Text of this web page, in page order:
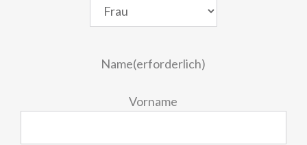
Name(erforderlich)
Vorname